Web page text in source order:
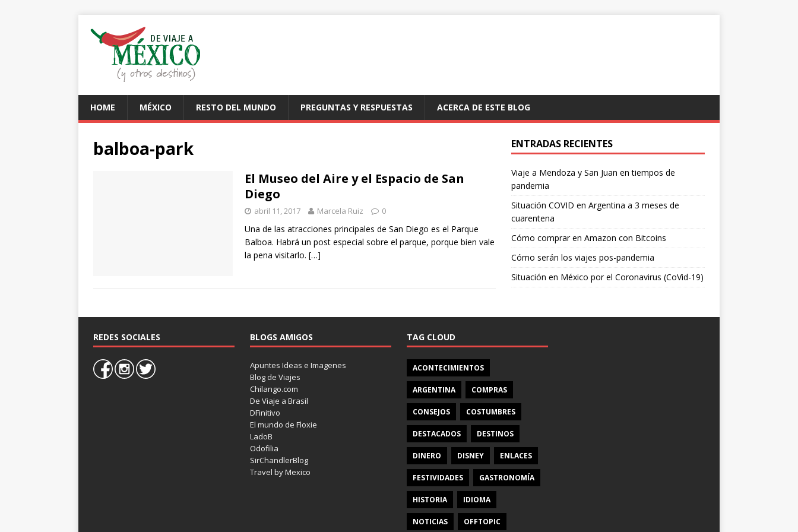
HOME MÉXICO RESTO DEL MUNDO PREGUNTAS Y RESPUESTAS ACERCA DE ESTE BLOG
balboa-park
El Museo del Aire y el Espacio de San
Diego
abril 11, 2017 Marcela Ruiz 0
Una de las atracciones principales de San Diego es el Parque
Balboa. Habrá un post especial sobre el parque, porque bien vale
la pena visitarlo. […]
ENTRADAS RECIENTES
Viaje a Mendoza y San Juan en tiempos de
pandemia
Situación COVID en Argentina a 3 meses de
cuarentena
Cómo comprar en Amazon con Bitcoins
Cómo serán los viajes pos-pandemia
Situación en México por el Coronavirus (CoVid-19)
REDES SOCIALES BLOGS AMIGOS
Apuntes Ideas e Imagenes
Blog de Viajes
Chilango.com
De Viaje a Brasil
DFinitivo
El mundo de Floxie
LadoB
Odofilia
SirChandlerBlog
Travel by Mexico
TAG CLOUD
ACONTECIMIENTOS
ARGENTINA COMPRAS
CONSEJOS COSTUMBRES
DESTACADOS DESTINOS
DINERO DISNEY ENLACES
FESTIVIDADES GASTRONOMÍA
HISTORIA IDIOMA
NOTICIAS OFFTOPIC